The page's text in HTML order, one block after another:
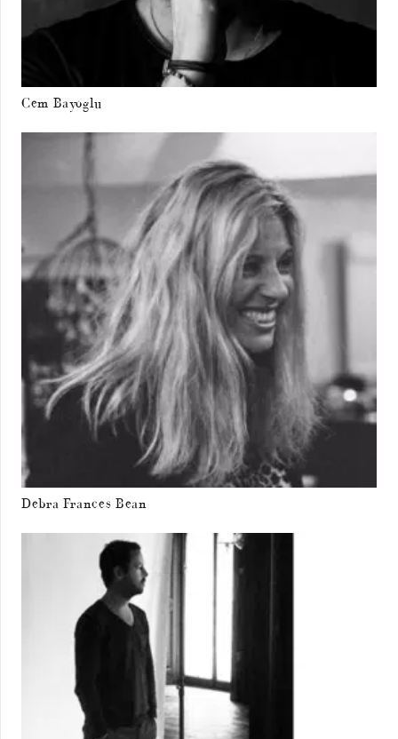
Cem Bayoglu
Debra Frances Bean